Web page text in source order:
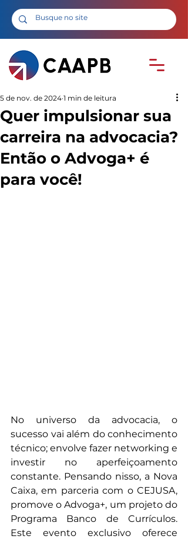
Quer impulsionar sua
carreira na advocacia?
Então o Advoga+ é
para você!
5 de nov. de 2024 1 min de leitura
No universo da advocacia, o
sucesso vai além do conhecimento
técnico; envolve fazer networking e
investir no aperfeiçoamento
constante. Pensando nisso, a Nova
Caixa, em parceria com o CEJUSA,
promove o Advoga+, um projeto do
Programa Banco de Currículos.
Este evento exclusivo oferece